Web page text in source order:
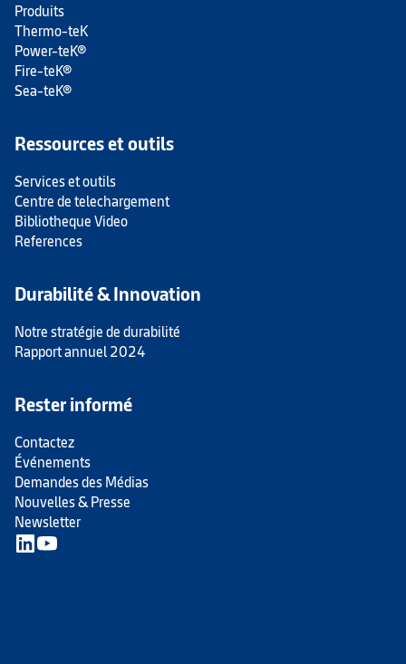
Produits
Thermo-teK
Power-teK®
Fire-teK®
Sea-teK®
Ressources et outils
Services et outils
Centre de telechargement
Bibliotheque Video
References
Durabilité & Innovation
Notre stratégie de durabilité
Rapport annuel 2024
Rester informé
Contactez
Événements
Demandes des Médias
Nouvelles & Presse
Newsletter